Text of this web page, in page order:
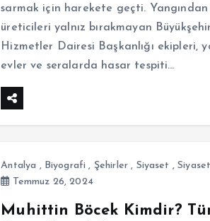
sarmak için harekete geçti.
üreticileri yalnız bırakmayan
Hizmetler Dairesi Başkanlığı ekipleri,
evler ve seralarda hasar tespiti…
Antalya , Biyografi , Şehirler , Siyaset ,
Temmuz 26, 2024
Muhittin Böcek Kimdir?